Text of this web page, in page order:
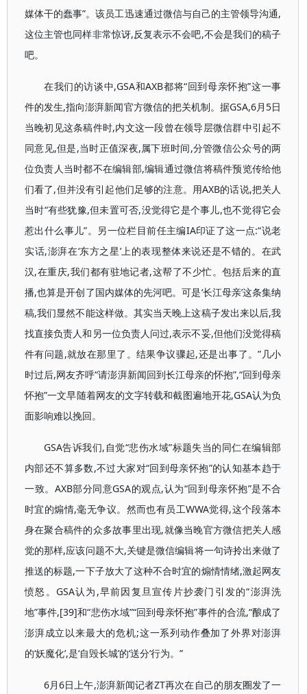
媒体干的蠢事”。该员工迅速通过微信与自己的主管领导沟通,
这位主管也同样非常惊讶,反复表示不会吧,不会是我们的稿子
吧。
在我们的访谈中,GSA和AXB都将“回到母亲怀抱”这一事
件的发生,指向澎湃新闻官方微信的把关机制。据GSA,6月5日
当晚初见这条稿件时,内文这一段曾在领导层微信群中引起不
同意见,但是,当时正值深夜,属下班时间,分管微信公众号的两
位负责人当时都不在编辑部,编辑通过微信将稿件预览传给他
们看了,但并没有引起他们足够的注意。用AXB的话说,把关人
当时“有些犹豫,但未置可否,没觉得它是个事儿,也不觉得它会
惹出什么事儿”。另一位栏目前任主编IA印证了这一点:“说老
实话,澎湃在‘东方之星’上的表现整体来说还是不错的。在武
汉,在重庆,我们都有驻地记者,这帮了不少忙。包括后来的直
播,也算是开创了国内媒体的先河吧。可是‘长江母亲’这条集纳
稿,我们显然不能这样做。其实当天晚上这稿子发出来以后,我
找直接负责人和另一位负责人问过,表示不妥,但他们没觉得稿
件有问题,就放在那里了。结果争议骤起,还是出事了。”几小
时过后,网友齐呼“请澎湃新闻回到长江母亲的怀抱”,“回到母亲
怀抱”一文早随着网友的文字转载和截图遍地开花,GSA认为负
面影响难以挽回。
GSA告诉我们,自觉“悲伤水域”标题失当的同仁在编辑部
内部还不算多数,不过大家对“回到母亲怀抱”的认知基本趋于
一致。AXB部分同意GSA的观点,认为“回到母亲怀抱”是不合
时宜的煽情,毫无争议。然而也有员工WWA觉得,这个段落本
身在聚合稿件的众多故事里出现,就像当晚官方微信把关人感
觉的那样,应该问题不大,关键是微信编辑将一句诗拎出来做了
推送的标题,一下子放大了这种不合时宜的煽情情绪,激起网友
愤怒。GSA认为,早前因复旦宣传片抄袭门引发的“澎湃洗
地”事件,[39]和“悲伤水域”“回到母亲怀抱”事件的合流,“酿成了
澎湃成立以来最大的危机;这一系列动作叠加了外界对澎湃
的‘妖魔化’,是‘自毁长城’的‘送分’行为。”
6月6日上午,澎湃新闻记者ZT再次在自己的朋友圈发了一